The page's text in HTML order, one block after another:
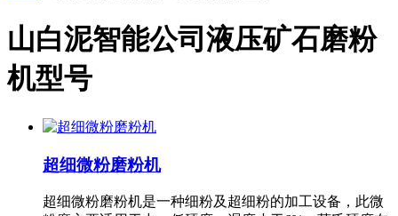
山白泥智能公司液压矿石磨粉
机型号
超细微粉磨粉机
超细微粉磨粉机是一种细粉及超细粉的加工设备，此微